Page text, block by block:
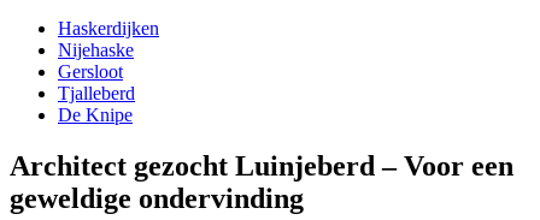
Haskerdijken
Nijehaske
Gersloot
Tjalleberd
De Knipe
Architect gezocht Luinjeberd – Voor een
geweldige ondervinding